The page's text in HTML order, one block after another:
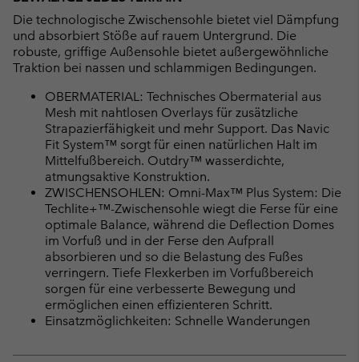
Die technologische Zwischensohle bietet viel Dämpfung
und absorbiert Stöße auf rauem Untergrund. Die
robuste, griffige Außensohle bietet außergewöhnliche
Traktion bei nassen und schlammigen Bedingungen.
OBERMATERIAL: Technisches Obermaterial aus
Mesh mit nahtlosen Overlays für zusätzliche
Strapazierfähigkeit und mehr Support. Das Navic
Fit System™ sorgt für einen natürlichen Halt im
Mittelfußbereich. Outdry™ wasserdichte,
atmungsaktive Konstruktion.
ZWISCHENSOHLEN: Omni-Max™ Plus System: Die
Techlite+™-Zwischensohle wiegt die Ferse für eine
optimale Balance, während die Deflection Domes
im Vorfuß und in der Ferse den Aufprall
absorbieren und so die Belastung des Fußes
verringern. Tiefe Flexkerben im Vorfußbereich
sorgen für eine verbesserte Bewegung und
ermöglichen einen effizienteren Schritt.
Einsatzmöglichkeiten: Schnelle Wanderungen